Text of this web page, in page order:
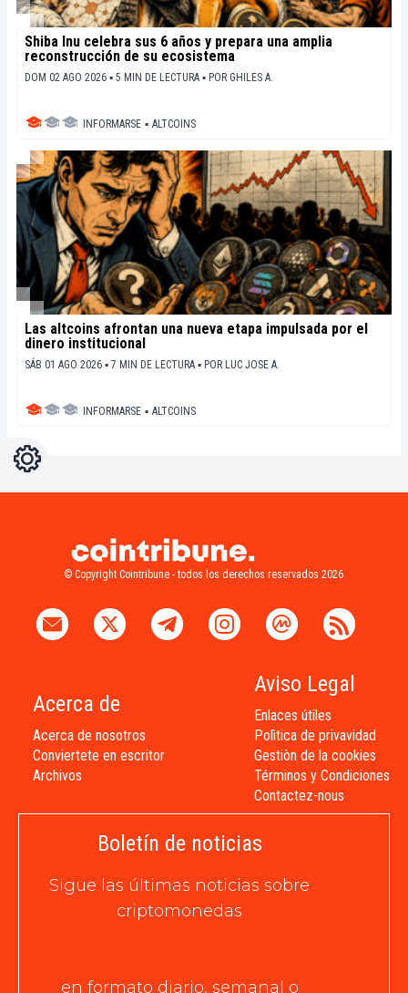
Shiba Inu celebra sus 6 años y prepara una amplia
reconstrucción de su ecosistema
DOM 02 AGO 2026 ▪ 5 MIN DE LECTURA ▪ POR GHILES A.
INFORMARSE ▪ ALTCOINS
Las altcoins afrontan una nueva etapa impulsada por el
dinero institucional
SÁB 01 AGO 2026 ▪ 7 MIN DE LECTURA ▪ POR LUC JOSE A.
INFORMARSE ▪ ALTCOINS
Ajustes
© Copyright Cointribune - todos los derechos reservados 2026
Acerca de
Acerca de nosotros
Conviertete en escritor
Archivos
Aviso Legal
Enlaces útiles
Polìtica de privavidad
Gestiòn de la cookies
Términos y Condiciones
Contactez-nous
Boletín de noticias
Sigue las últimas noticias sobre
criptomonedas
en formato diario, semanal o